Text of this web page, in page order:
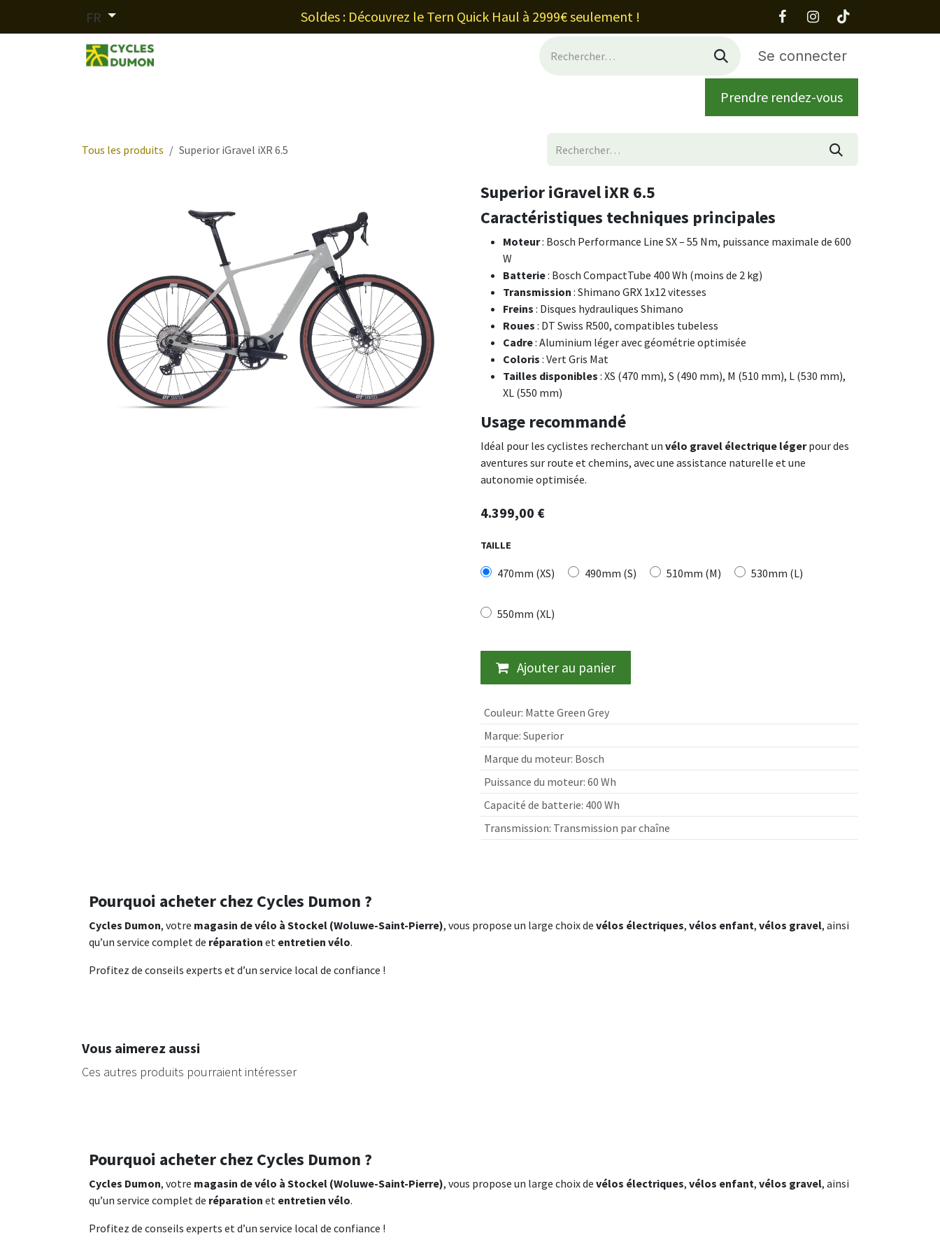
Se rendre au contenu
FR Soldes : Découvrez le Tern Quick Haul à 2999€ seulement !
Se connecter
Contact
Prendre rendez-vous
Tous les produits Superior iGravel iXR 6.5
Superior iGravel iXR 6.5
Caractéristiques techniques principales
Moteur: Bosch Performance Line SX – 55 Nm, puissance maximale de 600
W
Batterie: Bosch CompactTube 400 Wh (moins de 2 kg)
Transmission : Shimano GRX 1x12 vitesses
Freins : Disques hydrauliques Shimano
Roues : DT Swiss R500, compatibles tubeless
Cadre: Aluminium léger avec géométrie optimisée
Coloris : Vert Gris Mat
Tailles disponibles : XS (470 mm), S (490 mm), M (510 mm), L (530 mm),
XL (550 mm)
Usage recommandé
Idéal pour les cyclistes recherchant un vélo gravel électrique légerpour des
aventures sur route et chemins, avec une assistance naturelle et une
autonomie optimisée.
4.399,00 €
TAILLE
470mm (XS) 490mm (S) 510mm (M) 530mm (L)
550mm (XL)
Ajouter au panier
Couleur: Matte Green Grey
Marque: Superior
Marque du moteur: Bosch
Puissance du moteur: 60 Wh
Capacité de batterie: 400 Wh
Transmission: Transmission par chaîne
Pourquoi acheter chez Cycles Dumon ?
Cycles Dumon, votre magasin de vélo à Stockel (Woluwe-Saint-Pierre), vous propose un large choix de vélos électriques, vélos enfant, vélos gravel, ainsi
qu’un service complet de réparation et entretien vélo.
Profitez de conseils experts et d’un service local de confiance !
Vous aimerez aussi
Ces autres produits pourraient intéresser
Pourquoi acheter chez Cycles Dumon ?
Cycles Dumon, votre magasin de vélo à Stockel (Woluwe-Saint-Pierre), vous propose un large choix de vélos électriques, vélos enfant, vélos gravel, ainsi
qu’un service complet de réparation et entretien vélo.
Profitez de conseils experts et d’un service local de confiance !